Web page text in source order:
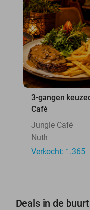
3-gangen
Café
Jungle Café
Nuth
Verkocht: 1.365
Deals in de